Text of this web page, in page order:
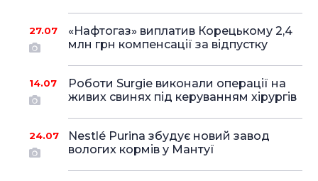
27.07
«Нафтогаз» виплатив Корецькому 2,4
млн грн компенсації за відпустку
14.07
Роботи Surgie виконали операції на
живих свинях під керуванням хірургів
24.07
Nestlé Purina збудує новий завод
вологих кормів у Мантуї